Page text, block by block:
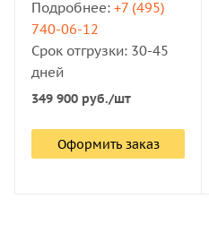
Подробнее: +7 (495)
740-06-12
Срок отгрузки: 30-45
дней
349 900 руб./шт
Оформить заказ